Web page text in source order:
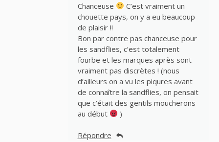
Chanceuse
C’est vraiment un
chouette pays, on y a eu beaucoup
de plaisir !!
Bon par contre pas chanceuse pour
les sandflies, c’est totalement
fourbe et les marques après sont
vraiment pas discrètes ! (nous
d’ailleurs on a vu les piqures avant
de connaître la sandflies, on pensait
que c’était des gentils moucherons
au début
)
Répondre